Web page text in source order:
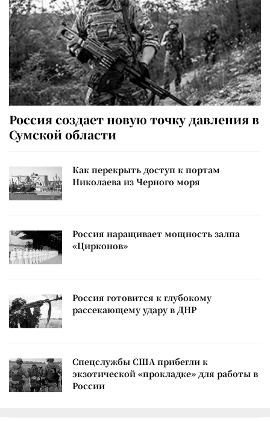
Россия создает новую точку давления в
Сумской области
Как перекрыть доступ к портам
Николаева из Черного моря
Россия наращивает мощность залпа
«Цирконов»
Россия готовится к глубокому
рассекающему удару в ДНР
Спецслужбы США прибегли к
экзотической «прокладке» для работы в
России